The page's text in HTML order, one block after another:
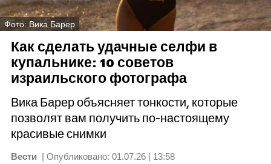
Фото: Вика Барер
Как сделать удачные селфи в
купальнике: 10 советов
израильского фотографа
Вика Барер объясняет тонкости, которые
позволят вам получить по-настоящему
красивые снимки
Вести | Опубликовано: 01.07.26 | 13:58